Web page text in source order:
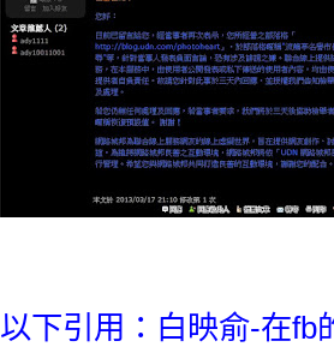
以下引用：白映俞-在fb